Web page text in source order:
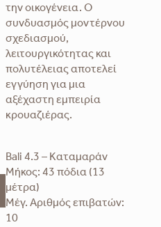
την οικογένεια. Ο
συνδυασμός μοντέρνου
σχεδιασμού,
λειτουργικότητας και
πολυτέλειας αποτελεί
εγγύηση για μια
αξέχαστη εμπειρία
κρουαζιέρας.
Bali 4.3 – Καταμαράν
Μήκος: 43 πόδια (13
μέτρα)
Μέγ. Αριθμός επιβατών:
10